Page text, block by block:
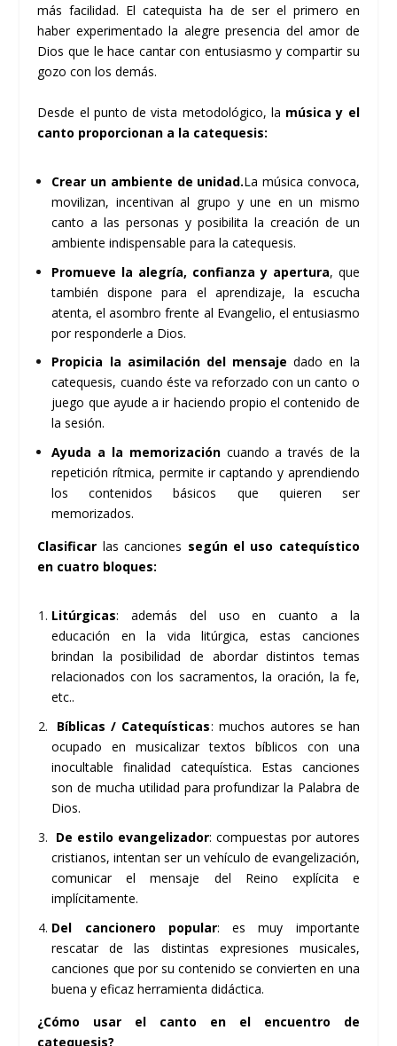
más facilidad. El catequista ha de ser el primero en
haber experimentado la alegre presencia del amor de
Dios que le hace cantar con entusiasmo y compartir su
gozo con los demás.
Desde el punto de vista metodológico, la música y el
canto proporcionan a la catequesis:
Crear un ambiente de unidad.La música convoca,
movilizan, incentivan al grupo y une en un mismo
canto a las personas y posibilita la creación de un
ambiente indispensable para la catequesis.
Promueve la alegría, confianza y apertura, que
también dispone para el aprendizaje, la escucha
atenta, el asombro frente al Evangelio, el entusiasmo
por responderle a Dios.
Propicia la asimilación del mensajedado en la
catequesis, cuando éste va reforzado con un canto o
juego que ayude a ir haciendo propio el contenido de
la sesión.
Ayuda a la memorización cuando a través de la
repetición rítmica, permite ir captando y aprendiendo
los contenidos básicos que quieren ser
memorizados.
Clasificar las canciones según el uso catequístico
en cuatro bloques:
Litúrgicas: además del uso en cuanto a la
educación en la vida litúrgica, estas canciones
brindan la posibilidad de abordar distintos temas
relacionados con los sacramentos, la oración, la fe,
etc..
Bíblicas / Catequísticas: muchos autores se han
ocupado en musicalizar textos bíblicos con una
inocultable finalidad catequística. Estas canciones
son de mucha utilidad para profundizar la Palabra de
Dios.
De estilo evangelizador: compuestas por autores
cristianos, intentan ser un vehículo de evangelización,
comunicar el mensaje del Reino explícita e
implícitamente.
Del cancionero popular: es muy importante
rescatar de las distintas expresiones musicales,
canciones que por su contenido se convierten en una
buena y eficaz herramienta didáctica.
¿Cómo usar el canto en el encuentro de
catequesis?